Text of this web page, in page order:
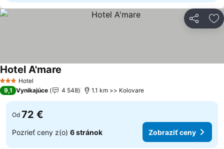
Zdieľať
3 Počet hviezdičiek
Hotel
Hotel A'mare
9,1 Vynikajúce 4 548 1.1 km >> Kolovare
Od 72 €
Pozrieť ceny z(o) 6 stránok Zobraziť ceny